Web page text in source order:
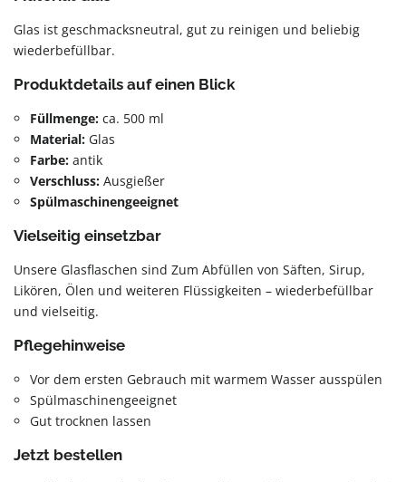
Glas ist geschmacksneutral, gut zu reinigen und beliebig
wiederbefüllbar.
Produktdetails auf einen Blick
Füllmenge: ca. 500 ml
Material: Glas
Farbe: antik
Verschluss: Ausgießer
Spülmaschinengeeignet
Vielseitig einsetzbar
Unsere Glasflaschen sind Zum Abfüllen von Säften, Sirup,
Likören, Ölen und weiteren Flüssigkeiten – wiederbefüllbar
und vielseitig.
Pflegehinweise
Vor dem ersten Gebrauch mit warmem Wasser ausspülen
Spülmaschinengeeignet
Gut trocknen lassen
Jetzt bestellen